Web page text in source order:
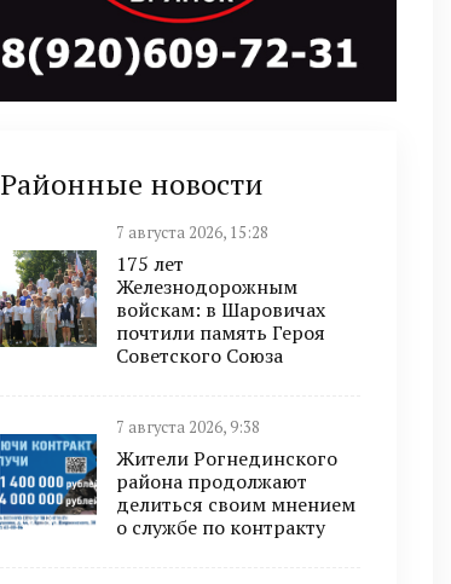
Районные новости
7 августа 2026, 15:28
175 лет
Железнодорожным
войскам: в Шаровичах
почтили память Героя
Советского Союза
7 августа 2026, 9:38
Жители Рогнединского
района продолжают
делиться своим мнением
о службе по контракту